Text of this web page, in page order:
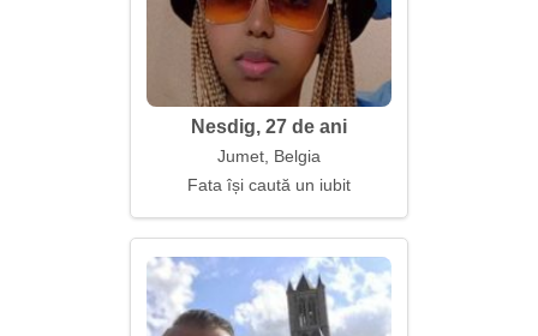
Nesdig, 27 de ani
Jumet, Belgia
Fata își caută un iubit